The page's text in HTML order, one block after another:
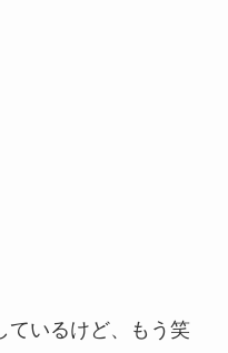
ているけど、もう笑